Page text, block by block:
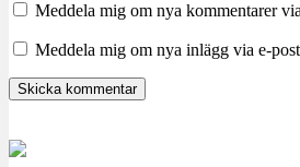
Meddela mig om nya kommentarer
Meddela mig om nya inlägg via e-